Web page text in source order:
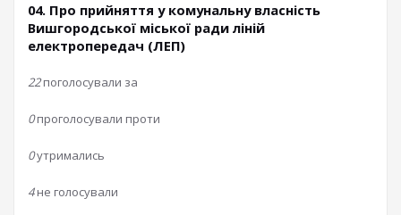
04. Про прийняття у комунальну власність
Вишгородської міської ради ліній
електропередач (ЛЕП)
22поголосували за
0проголосували проти
0утримались
4не голосували